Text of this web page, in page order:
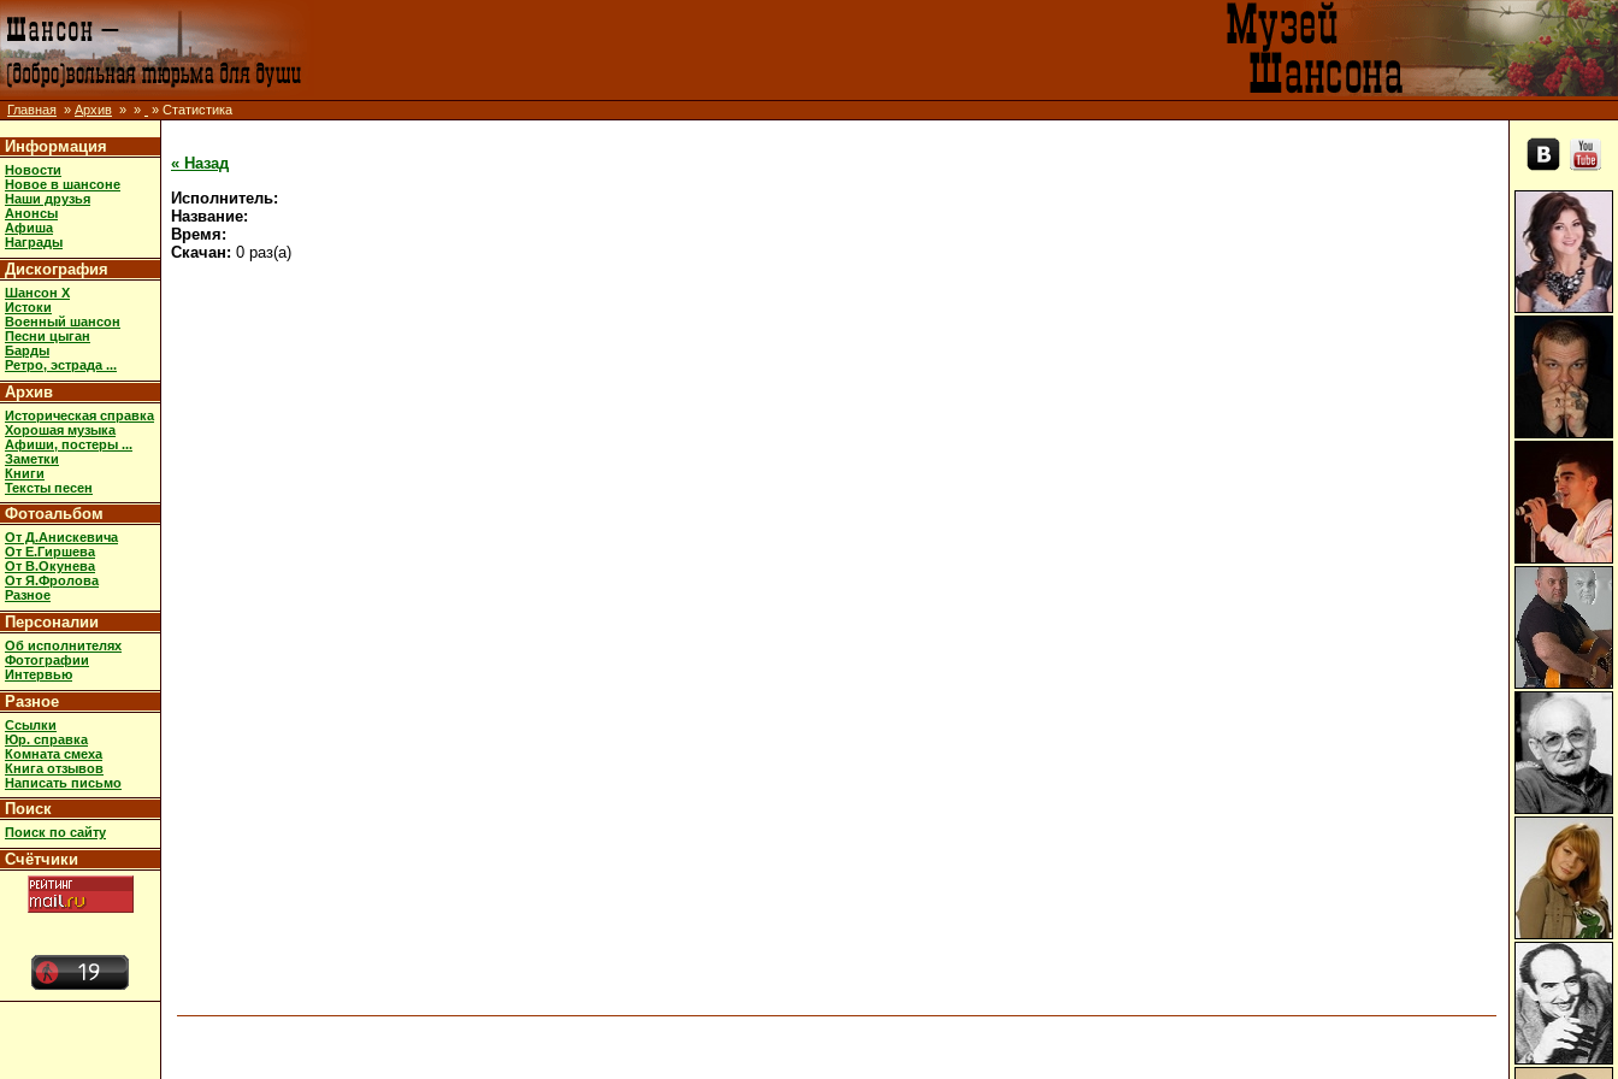
Главная » Архив » » » Статистика
Информация
Новости
Новое в шансоне
Наши друзья
Анонсы
Афиша
Награды
Дискография
Шансон X
Истоки
Военный шансон
Песни цыган
Барды
Ретро, эстрада ...
Архив
Историческая справка
Хорошая музыка
Афиши, постеры ...
Заметки
Книги
Тексты песен
Фотоальбом
От Д.Анискевича
От Е.Гиршева
От В.Окунева
От Я.Фролова
Разное
Персоналии
Об исполнителях
Фотографии
Интервью
Разное
Ссылки
Юр. справка
Комната смеха
Книга отзывов
Написать письмо
Поиск
Поиск по сайту
Счётчики
« Назад
Исполнитель:
Название:
Время:
Скачан: 0 раз(а)